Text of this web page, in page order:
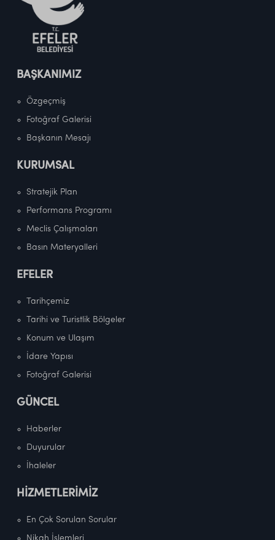
BAŞKANIMIZ
Özgeçmiş
Fotoğraf Galerisi
Başkanın Mesajı
KURUMSAL
Stratejik Plan
Performans Programı
Meclis Çalışmaları
Basın Materyalleri
EFELER
Tarihçemiz
Tarihi ve Turistlik Bölgeler
Konum ve Ulaşım
İdare Yapısı
Fotoğraf Galerisi
GÜNCEL
Haberler
Duyurular
İhaleler
HİZMETLERİMİZ
En Çok Sorulan Sorular